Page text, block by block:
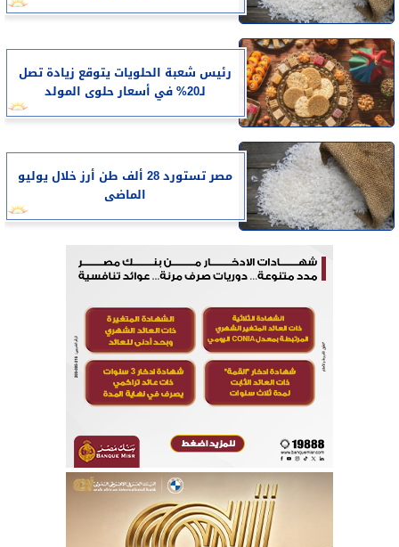
رئيس شعبة الحلويات يتوقع زيادة تصل
لـ20% في أسعار حلوى المولد
مصر تستورد 28 ألف طن أرز خلال يوليو
الماضى